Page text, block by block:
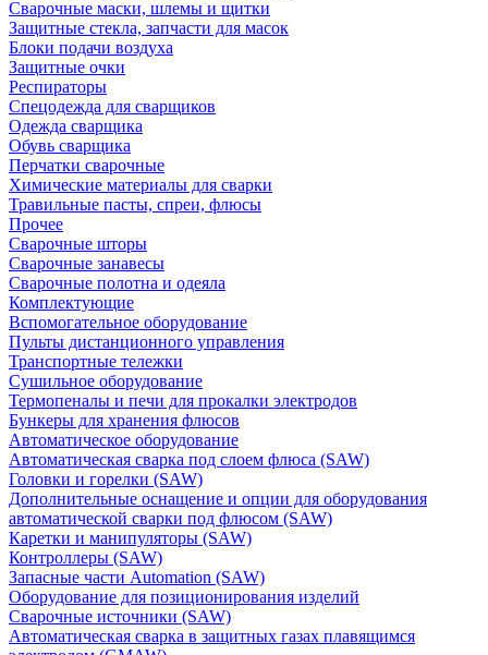
Сварочные маски, шлемы и щитки
Защитные стекла, запчасти для масок
Блоки подачи воздуха
Защитные очки
Респираторы
Спецодежда для сварщиков
Одежда сварщика
Обувь сварщика
Перчатки сварочные
Химические материалы для сварки
Травильные пасты, спреи, флюсы
Прочее
Сварочные шторы
Сварочные занавесы
Сварочные полотна и одеяла
Комплектующие
Вспомогательное оборудование
Пульты дистанционного управления
Транспортные тележки
Сушильное оборудование
Термопеналы и печи для прокалки электродов
Бункеры для хранения флюсов
Автоматическое оборудование
Автоматическая сварка под слоем флюса (SAW)
Головки и горелки (SAW)
Дополнительные оснащение и опции для оборудования
автоматической сварки под флюсом (SAW)
Каретки и манипуляторы (SAW)
Контроллеры (SAW)
Запасные части Automation (SAW)
Оборудование для позиционирования изделий
Сварочные источники (SAW)
Автоматическая сварка в защитных газах плавящимся